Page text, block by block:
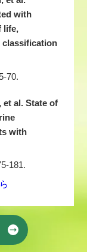
with
life,
classification
70.
et al. State of
with
181.